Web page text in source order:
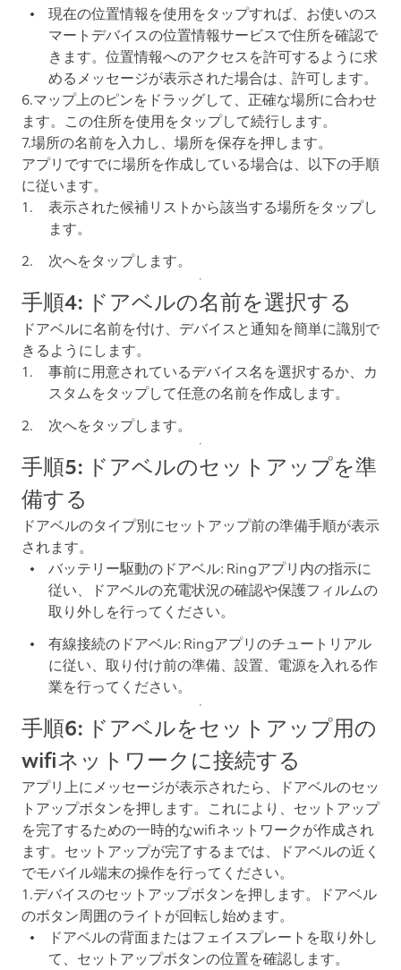
現在の位置情報を使用をタップすれば、お使いのス
マートデバイスの位置情報サービスで住所を確認で
きます。位置情報へのアクセスを許可するように求
めるメッセージが表示された場合は、許可します。
6.マップ上のピンをドラッグして、正確な場所に合わせ
ます。 この住所を使用をタップして続行します。
7.場所の名前を入力し、 場所を保存を押します。
アプリですでに場所を作成している場合は、以下の手順
に従います。
表示された候補リストから該当する場所をタップし
ます。
次へをタップします。
手順4: ドアベルの名前を選択する
ドアベルに名前を付け、デバイスと通知を簡単に識別で
きるようにします。
事前に用意されているデバイス名を選択するか、 カ
スタムをタップして任意の名前を作成します。
次へをタップします。
手順5: ドアベルのセットアップを準
備する
ドアベルのタイプ別にセットアップ前の準備手順が表示
されます。
バッテリー駆動のドアベル: Ringアプリ内の指示に
従い、ドアベルの充電状況の確認や保護フィルムの
取り外しを行ってください。
有線接続のドアベル: Ringアプリのチュートリアル
に従い、取り付け前の準備、設置、電源を入れる作
業を行ってください。
手順6: ドアベルをセットアップ用の
wifiネットワークに接続する
アプリ上にメッセージが表示されたら、ドアベルのセッ
トアップボタンを押します。これにより、セットアップ
を完了するための一時的なwifiネットワークが作成され
ます。セットアップが完了するまでは、ドアベルの近く
でモバイル端末の操作を行ってください。
1.デバイスのセットアップボタンを押します。ドアベル
のボタン周囲のライトが回転し始めます。
ドアベルの背面またはフェイスプレートを取り外し
て、セットアップボタンの位置を確認します。